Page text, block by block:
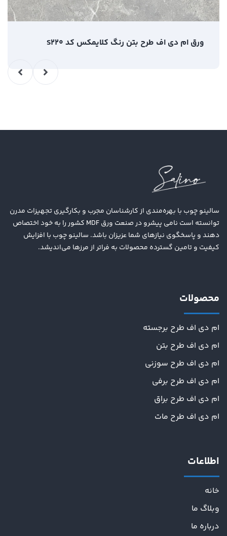
ورق ام دی اف طرح بتن رنگ کلایمکس کد S220
سالینو چوب با بهره‌مندی از کارشناسان مجرب و بکارگیری تجهیزات مدرن
توانسته است نامی پیشرو در صنعت ورق MDF کشور را به خود اختصاص
دهند و پاسخگوی نیازهای شما عزیزان باشد. سالینو چوب با افزایش
کیفیت و تامین گسترده محصولات به فراتر از مرزها می‌اندیشد.
محصولات
ام دی اف طرح برجسته
ام دی اف طرح بتن
ام دی اف طرح سوزنی
ام دی اف طرح برفی
ام دی اف طرح براق
ام دی اف طرح مات
اطلاعات
خانه
وبلاگ ما
درباره ما